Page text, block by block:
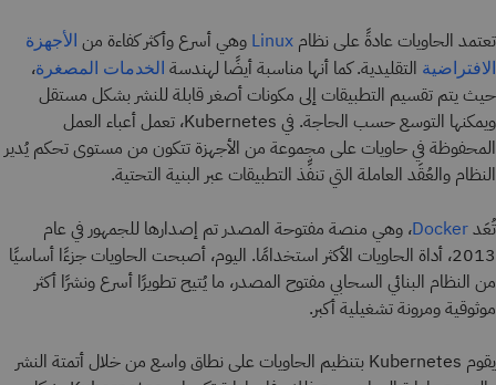
تعتمد الحاويات عادةً على نظام Linux وهي أسرع وأكثر كفاءة من الأجهزة
الافتراضية التقليدية. كما أنها مناسبة أيضًا لهندسة الخدمات المصغرة،
حيث يتم تقسيم التطبيقات إلى مكونات أصغر قابلة للنشر بشكل مستقل
ويمكنها التوسع حسب الحاجة. في Kubernetes، تعمل أعباء العمل
المحفوظة في حاويات على مجموعة من الأجهزة تتكون من مستوى تحكم يُدير
النظام والعُقَد العاملة التي تنفِّذ التطبيقات عبر البنية التحتية.
تُعَد Docker، وهي منصة مفتوحة المصدر تم إصدارها للجمهور في عام
2013، أداة الحاويات الأكثر استخدامًا. اليوم، أصبحت الحاويات جزءًا أساسيًا
من النظام البنائي السحابي مفتوح المصدر، ما يُتيح تطويرًا أسرع ونشرًا أكثر
موثوقية ومرونة تشغيلية أكبر.
يقوم Kubernetes بتنظيم الحاويات على نطاق واسع من خلال أتمتة النشر